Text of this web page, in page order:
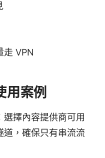
走 VPN
用案例
擇內容提供商可用
道，確保只有串流流